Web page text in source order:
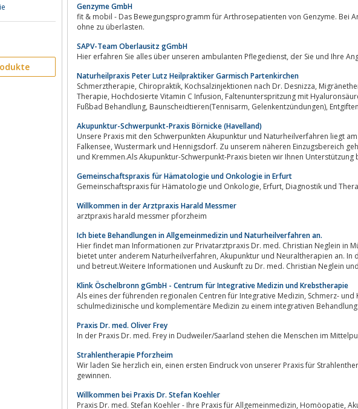
Genzyme GmbH
fit & mobil - Das Bewegungsprogramm für Arthrosepatienten von Genzyme. Bei
ohne zu überlasten.
SAPV-Team Oberlausitz gGmbH
Hier erfahren Sie alles über unseren
Naturheilpraxis Peter Lutz Heilpraktiker Garmisch Partenkirchen
Schmerztherapie, Chiropraktik, Kochsalzinjektionen nach Dr. Desnizza,
Therapie, Hochdosierte Vitamin C Infusion, Faltenunterspritzung mit Hyaluronsäure, Entsäuerungsprogramm, Elektrolyse
Akupunktur-Schwerpunkt-Praxis Börnicke (Havelland)
Unsere Praxis mit den Schwerpunkten Akupunktur und Naturheilverfahren liegt
Falkensee, Wustermark und Hennigsdorf. Zu unserem näheren Einzugsbereich gehören die Gemeinden Nauen, Schönwalde
und Kremmen.Als Akupunktur-Schwerpunkt-Praxis bieten wir Ihnen Unterstützung
Gemeinschaftspraxis für Hämatologie und Onkologie in Erfurt
Gemeinschaftspraxis für Hämatologie
Willkommen in der Arztpraxis Harald Messmer
arztpraxis harald messmer pforzheim
Ich biete Behandlungen in Allgemeinmedizin und Naturheilverfahren an.
Hier findet man Informationen zur Privatarztpraxis Dr. med. Christian Neglein in
bietet unter anderem Naturheilverfahren, Akupunktur und Neuraltherapien an. In dieser Praxis wird man medizinisch beraten
und betreut.Weitere Informationen und Auskunft zu Dr. med. Christian Neglein
Klink Öschelbronn gGmbH - Centrum für Integrative Medizin und Krebstherapie
Als eines der führenden regionalen Centren für Integrative Medizin, Schmerz- und Krebstherapie vereint unsere Klinik
schulmedizinische und komplementäre Medizin zu einem integrativen
Praxis Dr. med. Oliver Frey
In der Praxis Dr. med. Frey in Dudweiler/Saarland stehen die Menschen im
Strahlentherapie Pforzheim
Wir laden Sie herzlich ein, einen ersten Eindruck von unserer Praxis für Strahlentherapie und Schmerztherapie in Pforzheim zu
gewinnen.
Willkommen bei Praxis Dr. Stefan Koehler
Praxis Dr. med. Stefan Koehler - Ihre Praxis für Allgemeinmedizin, Homöopatie, Akupunktur, Naturheilverfahren,